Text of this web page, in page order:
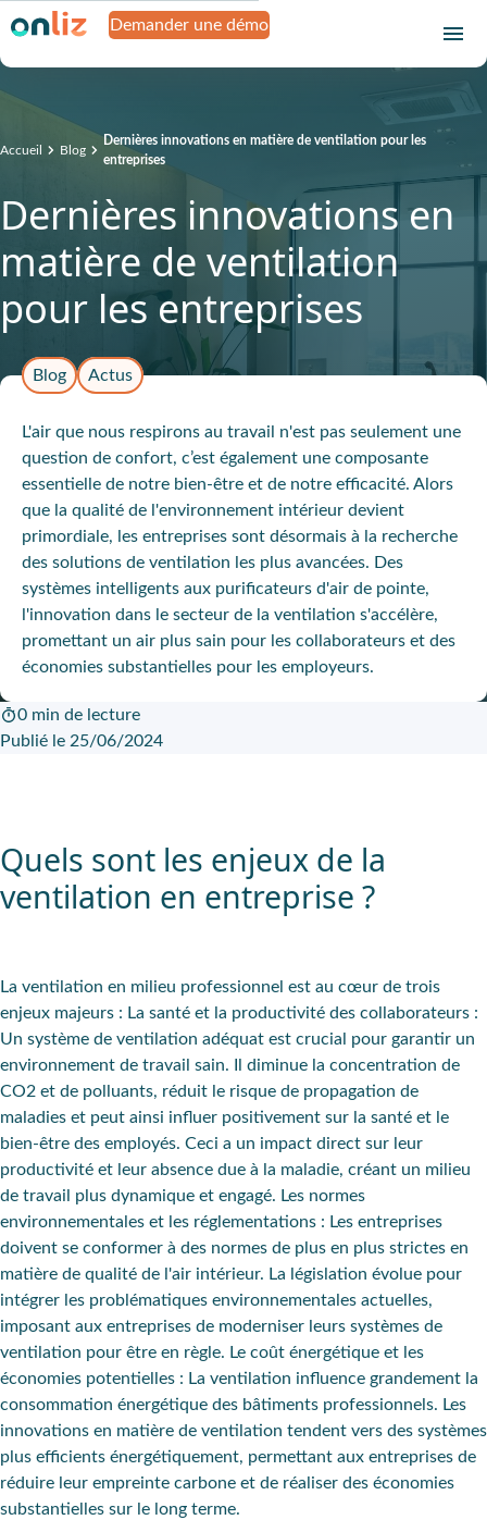
Demander une démo
Accueil Blog
Dernières innovations en matière de ventilation pour les
entreprises
Dernières innovations en
matière de ventilation
pour les entreprises
Blog Actus
L'air que nous respirons au travail n'est pas seulement une
question de confort, c’est également une composante
essentielle de notre bien-être et de notre efficacité. Alors
que la qualité de l'environnement intérieur devient
primordiale, les entreprises sont désormais à la recherche
des solutions de ventilation les plus avancées. Des
systèmes intelligents aux purificateurs d'air de pointe,
l'innovation dans le secteur de la ventilation s'accélère,
promettant un air plus sain pour les collaborateurs et des
économies substantielles pour les employeurs.
0 min de lecture
Publié le 25/06/2024
Quels sont les enjeux de la
ventilation en entreprise ?
La ventilation en milieu professionnel est au cœur de trois
enjeux majeurs : La santé et la productivité des collaborateurs :
Un système de ventilation adéquat est crucial pour garantir un
environnement de travail sain. Il diminue la concentration de
CO2 et de polluants, réduit le risque de propagation de
maladies et peut ainsi influer positivement sur la santé et le
bien-être des employés. Ceci a un impact direct sur leur
productivité et leur absence due à la maladie, créant un milieu
de travail plus dynamique et engagé. Les normes
environnementales et les réglementations : Les entreprises
doivent se conformer à des normes de plus en plus strictes en
matière de qualité de l'air intérieur. La législation évolue pour
intégrer les problématiques environnementales actuelles,
imposant aux entreprises de moderniser leurs systèmes de
ventilation pour être en règle. Le coût énergétique et les
économies potentielles : La ventilation influence grandement la
consommation énergétique des bâtiments professionnels. Les
innovations en matière de ventilation tendent vers des systèmes
plus efficients énergétiquement, permettant aux entreprises de
réduire leur empreinte carbone et de réaliser des économies
substantielles sur le long terme.